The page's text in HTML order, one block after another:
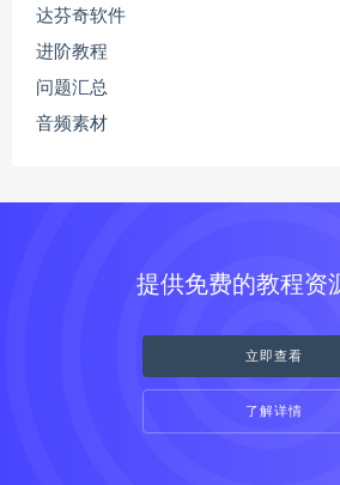
达芬奇软件
进阶教程
问题汇总
音频素材
提供免费的教程资
立即查看
了解详情